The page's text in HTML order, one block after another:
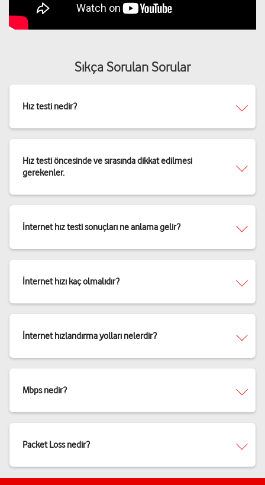
Sıkça Sorulan Sorular
Hız testi nedir?
Hız testi öncesinde ve sırasında dikkat edilmesi
gerekenler.
İnternet hız testi sonuçları ne anlama gelir?
İnternet hızı kaç olmalıdır?
İnternet hızlandırma yolları nelerdir?
Mbps nedir?
Packet Loss nedir?